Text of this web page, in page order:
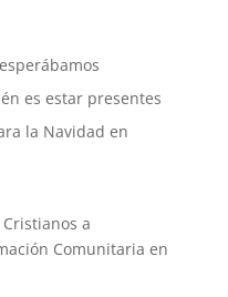
es estar presentes
la Navidad en
Cristianos a
Comunitaria en